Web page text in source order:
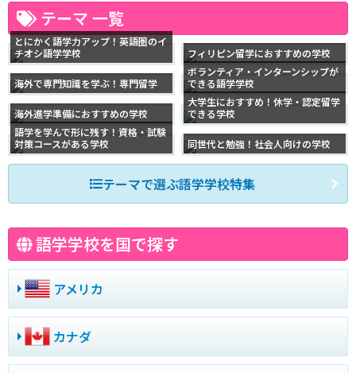
テーマ 一覧
とにかく語学力アップ！英語圏のイ
チオシ語学学校
フィリピン留学におすすめの学校
海外で専門知識を学ぶ！専門留学
ボランティア・インターンシップが
できる語学学校
海外進学準備におすすめの学校
大学生におすすめ！休学・認定留学
できる学校
語学を学んで形に残す！資格・試験
対策コースがある学校
同世代と勉強！社会人向けの学校
テーマで選ぶ語学学校特集
語学学校を国で探す
アメリカ
カナダ